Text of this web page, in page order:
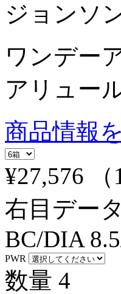
ジョンソ
ワンデー
アリュー
商品情報
¥27,576
右目デー
BC/DIA
PWR
数量 4